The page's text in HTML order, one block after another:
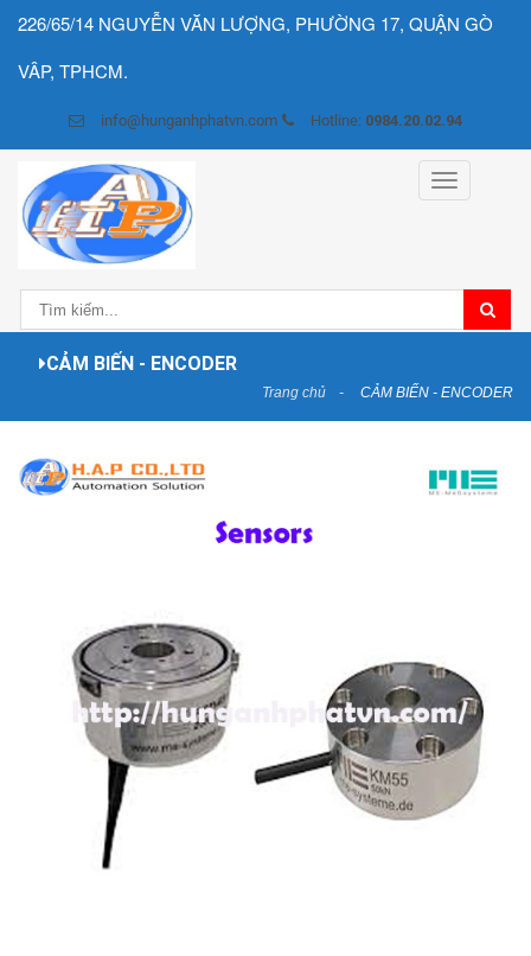
226/65/14 NGUYỄN VĂN LƯỢNG, PHƯỜNG 17, QUẬN GÒ
VÂP, TPHCM.
info@hunganhphatvn.com Hotline: 0984.20.02.94
Toggle
navigation
CẢM BIẾN - ENCODER
Trang chủ CẢM BIẾN - ENCODER